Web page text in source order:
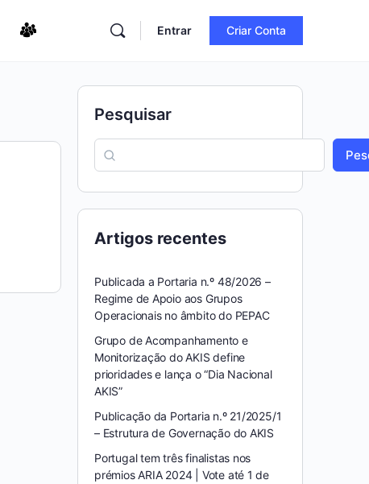
Entrar Criar Conta
Pesquisar
Artigos recentes
Publicada a Portaria n.º 48/2026 –
Regime de Apoio aos Grupos
Operacionais no âmbito do PEPAC
Grupo de Acompanhamento e
Monitorização do AKIS define
prioridades e lança o “Dia Nacional
AKIS”
Publicação da Portaria n.º 21/2025/1
– Estrutura de Governação do AKIS
Portugal tem três finalistas nos
prémios ARIA 2024 | Vote até 1 de